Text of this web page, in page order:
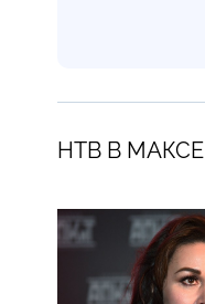
НТВ В МАКСЕ